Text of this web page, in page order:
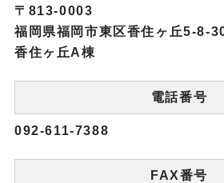
〒813-0003
福岡県福岡市東区香住ヶ丘5-8-
香住ヶ丘A棟
電話番号
092-611-7388
FAX番号